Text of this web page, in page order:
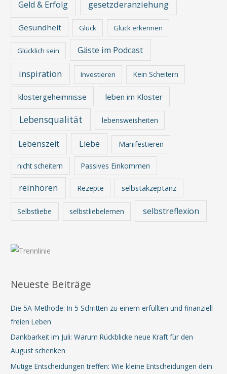
Geld & Erfolg gesetzderanziehung
Gesundheit Glück Glück erkennen
Glücklich sein Gäste im Podcast
inspiration Investieren Kein Scheitern
klostergeheimnisse leben im Kloster
Lebensqualität lebensweisheiten
Lebenszeit Liebe Manifestieren
nicht scheitern Passives Einkommen
reinhören Rezepte selbstakzeptanz
Selbstliebe selbstliebelernen selbstreflexion
Neueste Beiträge
Die 5A-Methode: In 5 Schritten zu einem erfüllten und finanziell
freien Leben
Dankbarkeit im Juli: Warum Rückblicke neue Kraft für den
August schenken
Mutige Entscheidungen treffen: Wie kleine Entscheidungen dein